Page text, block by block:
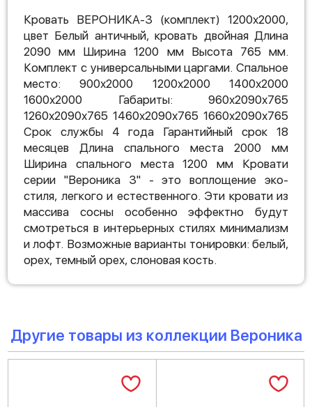
Кровать ВЕРОНИКА-3 (комплект) 1200х2000,
цвет Белый античный, кровать двойная Длина
2090 мм Ширина 1200 мм Высота 765 мм.
Комплект с универсальными царгами. Спальное
место: 900х2000 1200х2000 1400х2000
1600х2000 Габариты: 960х2090х765
1260х2090х765 1460х2090х765 1660х2090х765
Срок службы 4 года Гарантийный срок 18
месяцев Длина спального места 2000 мм
Ширина спального места 1200 мм Кровати
серии "Вероника 3" - это воплощение эко-
стиля, легкого и естественного. Эти кровати из
массива сосны особенно эффектно будут
смотреться в интерьерных стилях минимализм
и лофт. Возможные варианты тонировки: белый,
орех, темный орех, слоновая кость.
Другие товары из коллекции Вероника